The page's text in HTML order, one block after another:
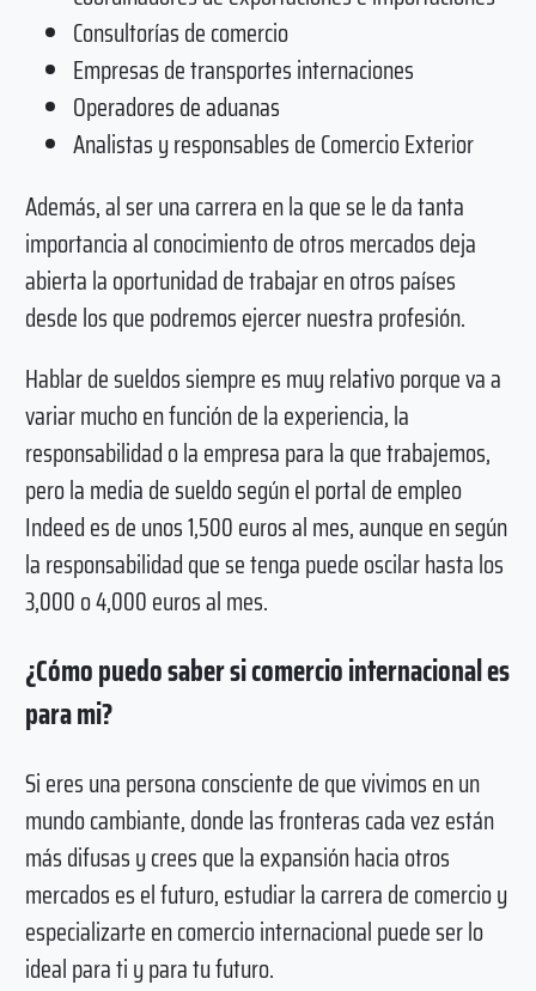
Consultorías de comercio
Empresas de transportes internaciones
Operadores de aduanas
Analistas y responsables de Comercio Exterior
Además, al ser una carrera en la que se le da tanta
importancia al conocimiento de otros mercados deja
abierta la oportunidad de trabajar en otros países
desde los que podremos ejercer nuestra profesión.
Hablar de sueldos siempre es muy relativo porque va a
variar mucho en función de la experiencia, la
responsabilidad o la empresa para la que trabajemos,
pero la media de sueldo según el portal de empleo
Indeed es de unos 1,500 euros al mes, aunque en según
la responsabilidad que se tenga puede oscilar hasta los
3,000 o 4,000 euros al mes.
¿Cómo puedo saber si comercio internacional es
para mi?
Si eres una persona consciente de que vivimos en un
mundo cambiante, donde las fronteras cada vez están
más difusas y crees que la expansión hacia otros
mercados es el futuro, estudiar la carrera de comercio y
especializarte en comercio internacional puede ser lo
ideal para ti y para tu futuro.